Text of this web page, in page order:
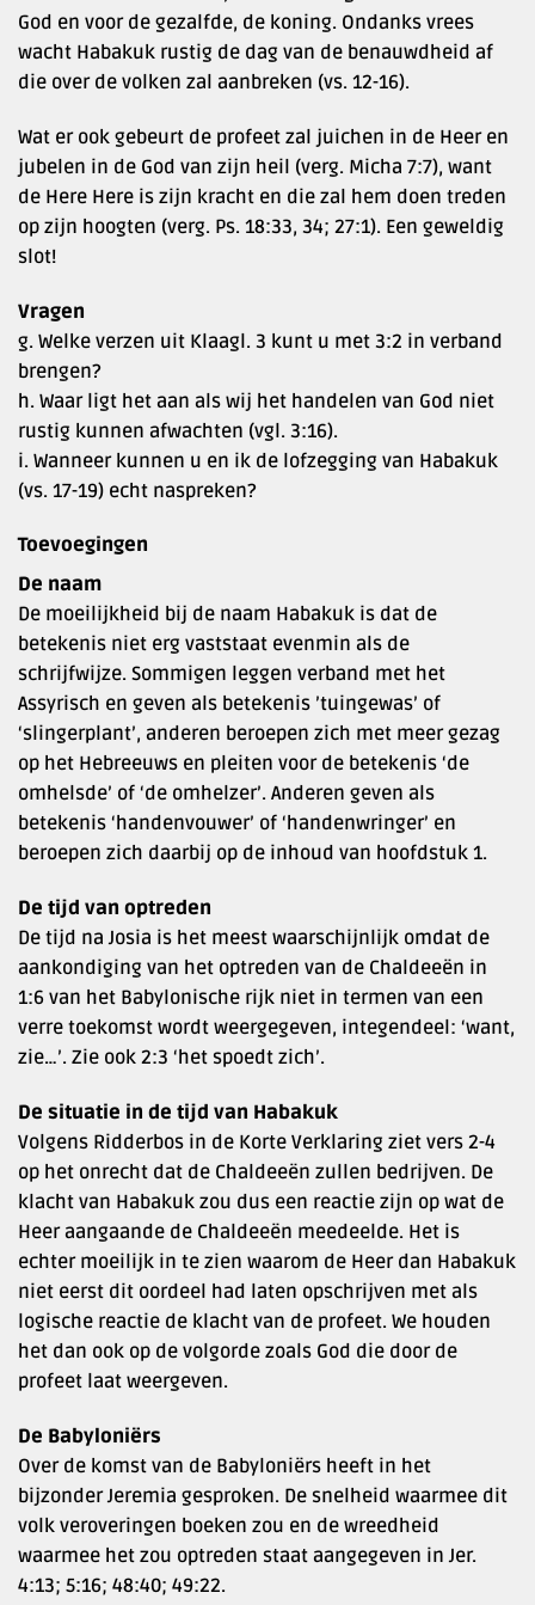
God en voor de gezalfde, de koning. Ondanks vrees
wacht Habakuk rustig de dag van de benauwdheid af
die over de volken zal aanbreken (vs. 12-16).
Wat er ook gebeurt de profeet zal juichen in de Heer en
jubelen in de God van zijn heil (verg. Micha 7:7), want
de Here Here is zijn kracht en die zal hem doen treden
op zijn hoogten (verg. Ps. 18:33, 34; 27:1). Een geweldig
slot!
Vragen
g. Welke verzen uit Klaagl. 3 kunt u met 3:2 in verband
brengen?
h. Waar ligt het aan als wij het handelen van God niet
rustig kunnen afwachten (vgl. 3:16).
i. Wanneer kunnen u en ik de lofzegging van Habakuk
(vs. 17-19) echt naspreken?
Toevoegingen
De naam
De moeilijkheid bij de naam Habakuk is dat de
betekenis niet erg vaststaat evenmin als de
schrijfwijze. Sommigen leggen verband met het
Assyrisch en geven als betekenis ’tuingewas’ of
‘slingerplant’, anderen beroepen zich met meer gezag
op het Hebreeuws en pleiten voor de betekenis ‘de
omhelsde’ of ‘de omhelzer’. Anderen geven als
betekenis ‘handenvouwer’ of ‘handenwringer’ en
beroepen zich daarbij op de inhoud van hoofdstuk 1.
De tijd van optreden
De tijd na Josia is het meest waarschijnlijk omdat de
aankondiging van het optreden van de Chaldeeën in
1:6 van het Babylonische rijk niet in termen van een
verre toekomst wordt weergegeven, integendeel: ‘want,
zie…’. Zie ook 2:3 ‘het spoedt zich’.
De situatie in de tijd van Habakuk
Volgens Ridderbos in de Korte Verklaring ziet vers 2-4
op het onrecht dat de Chaldeeën zullen bedrijven. De
klacht van Habakuk zou dus een reactie zijn op wat de
Heer aangaande de Chaldeeën meedeelde. Het is
echter moeilijk in te zien waarom de Heer dan Habakuk
niet eerst dit oordeel had laten opschrijven met als
logische reactie de klacht van de profeet. We houden
het dan ook op de volgorde zoals God die door de
profeet laat weergeven.
De Babyloniërs
Over de komst van de Babyloniërs heeft in het
bijzonder Jeremia gesproken. De snelheid waarmee dit
volk veroveringen boeken zou en de wreedheid
waarmee het zou optreden staat aangegeven in Jer.
4:13; 5:16; 48:40; 49:22.